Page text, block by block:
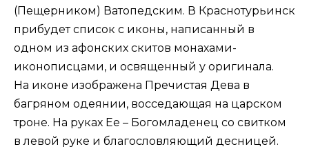
(Пещерником) Ватопедским. В Краснотурьинск
прибудет список с иконы, написанный в
одном из афонских скитов монахами-
иконописцами, и освященный у оригинала.
На иконе изображена Пречистая Дева в
багряном одеянии, восседающая на царском
троне. На руках Ее – Богомладенец со свитком
в левой руке и благословляющий десницей.